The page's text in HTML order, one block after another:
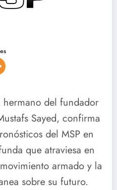
hermano del fundador
Sayed, confirma
del MSP en
que atraviesa en
armado y la
sobre su futuro.